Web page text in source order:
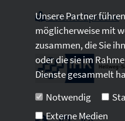
Leichte Sprache
Unsere Partner
möglicherweise mit
zusammen, die Sie
oder die sie im
Dienste gesammelt
Notwendig
Externe Medien